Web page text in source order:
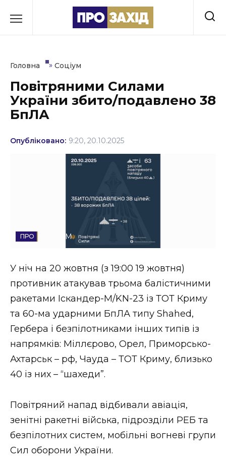
до
Культура
Освіта
Події
Стиль життя
Втрачений Ужгород (відеоверсія)
ЗАКАРПАТСЬКІ НОВИНИ
НОВИНИ ЗАХІДНОЇ УКРАЇНИ
ФОТО
ВІДЕО
Головна » Соціум
Повітряними Силами
України збито/подавлено 38
БпЛА
Опубліковано: 9:20, 20.10.2025
СОЦІУМ
У ніч на 20 жовтня (з 19:00 19 жовтня)
противник атакував трьома балістичними
ракетами Іскандер-М/KN-23 із ТОТ Криму
та 60-ма ударними БпЛА типу Shahed,
Гербера і безпілотниками інших типів із
напрямків: Міллєрово, Орел, Приморсько-
Ахтарськ – рф, Чауда – ТОТ Криму, близько
40 із них – “шахеди”.
Повітряний напад відбивали авіація,
зенітні ракетні війська, підрозділи РЕБ та
безпілотних систем, мобільні вогневі групи
Сил оборони України.